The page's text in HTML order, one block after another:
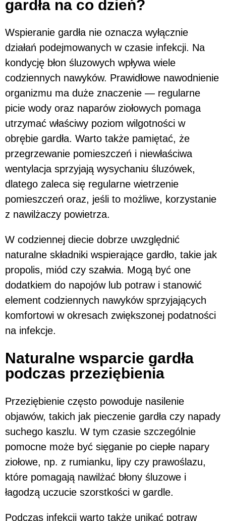
gardła na co dzień?
Wspieranie gardła nie oznacza wyłącznie
działań podejmowanych w czasie infekcji. Na
kondycję błon śluzowych wpływa wiele
codziennych nawyków. Prawidłowe nawodnienie
organizmu ma duże znaczenie — regularne
picie wody oraz naparów ziołowych pomaga
utrzymać właściwy poziom wilgotności w
obrębie gardła. Warto także pamiętać, że
przegrzewanie pomieszczeń i niewłaściwa
wentylacja sprzyjają wysychaniu śluzówek,
dlatego zaleca się regularne wietrzenie
pomieszczeń oraz, jeśli to możliwe, korzystanie
z nawilżaczy powietrza.
W codziennej diecie dobrze uwzględnić
naturalne składniki wspierające gardło, takie jak
propolis, miód czy szałwia. Mogą być one
dodatkiem do napojów lub potraw i stanowić
element codziennych nawyków sprzyjających
komfortowi w okresach zwiększonej podatności
na infekcje.
Naturalne wsparcie gardła
podczas przeziębienia
Przeziębienie często powoduje nasilenie
objawów, takich jak pieczenie gardła czy napady
suchego kaszlu. W tym czasie szczególnie
pomocne może być sięganie po ciepłe napary
ziołowe, np. z rumianku, lipy czy prawoślazu,
które pomagają nawilżać błony śluzowe i
łagodzą uczucie szorstkości w gardle.
Podczas infekcji warto także unikać potraw